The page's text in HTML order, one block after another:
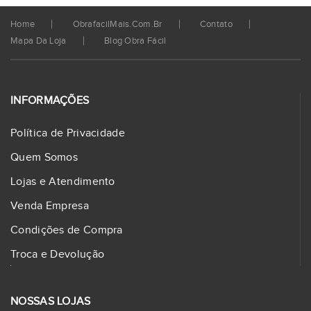
Home ObrafacilMais.com.br
Contato
Mapa Da Loja
Blog Obra Fácil
INFORMAÇÕES
Política de Privacidade
Quem Somos
Lojas e Atendimento
Venda Empresa
Condições de Compra
Troca e Devolução
NOSSAS LOJAS